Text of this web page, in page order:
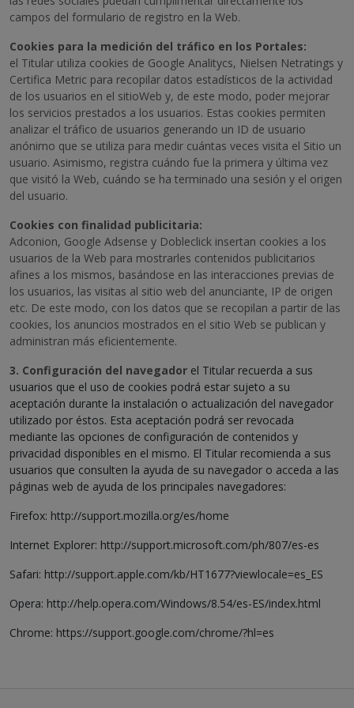
campos del formulario de registro en la Web.
Cookies para la medición del tráfico en los Portales:
el Titular utiliza cookies de Google Analitycs, Nielsen Netratings y
Certifica Metric para recopilar datos estadísticos de la actividad
de los usuarios en el sitioWeb y, de este modo, poder mejorar
los servicios prestados a los usuarios. Estas cookies permiten
analizar el tráfico de usuarios generando un ID de usuario
anónimo que se utiliza para medir cuántas veces visita el Sitio un
usuario. Asimismo, registra cuándo fue la primera y última vez
que visitó la Web, cuándo se ha terminado una sesión y el origen
del usuario.
Cookies con finalidad publicitaria:
Adconion, Google Adsense y Dobleclick insertan cookies a los
usuarios de la Web para mostrarles contenidos publicitarios
afines a los mismos, basándose en las interacciones previas de
los usuarios, las visitas al sitio web del anunciante, IP de origen
etc. De este modo, con los datos que se recopilan a partir de las
cookies, los anuncios mostrados en el sitio Web se publican y
administran más eficientemente.
3. Configuración del navegador el Titular recuerda a sus
usuarios que el uso de cookies podrá estar sujeto a su
aceptación durante la instalación o actualización del navegador
utilizado por éstos. Esta aceptación podrá ser revocada
mediante las opciones de configuración de contenidos y
privacidad disponibles en el mismo. El Titular recomienda a sus
usuarios que consulten la ayuda de su navegador o acceda a las
páginas web de ayuda de los principales navegadores:
Firefox: http://support.mozilla.org/es/home
Internet Explorer: http://support.microsoft.com/ph/807/es-es
Safari: http://support.apple.com/kb/HT1677?viewlocale=es_ES
Opera: http://help.opera.com/Windows/8.54/es-ES/index.html
Chrome: https://support.google.com/chrome/?hl=es